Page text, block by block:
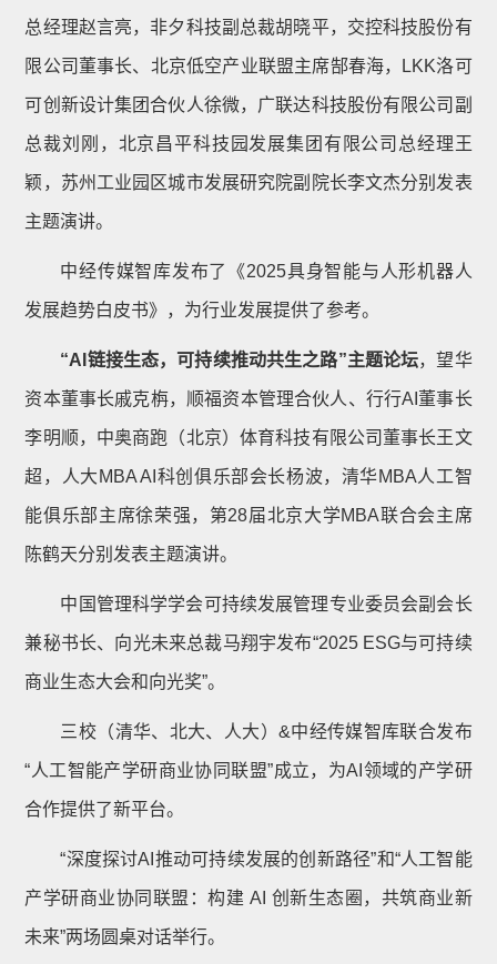
总经理赵言亮，非夕科技副总裁胡晓平，交控科技股份有
限公司董事长、北京低空产业联盟主席郜春海，LKK洛可
可创新设计集团合伙人徐微，广联达科技股份有限公司副
总裁刘刚，北京昌平科技园发展集团有限公司总经理王
颖，苏州工业园区城市发展研究院副院长李文杰分别发表
主题演讲。
中经传媒智库发布了《2025具身智能与人形机器人
发展趋势白皮书》，为行业发展提供了参考。
“AI链接生态，可持续推动共生之路”主题论坛，望华
资本董事长戚克栴，顺福资本管理合伙人、行行AI董事长
李明顺，中奥商跑（北京）体育科技有限公司董事长王文
超，人大MBA AI科创俱乐部会长杨波，清华MBA人工智
能俱乐部主席徐荣强，第28届北京大学MBA联合会主席
陈鹤天分别发表主题演讲。
中国管理科学学会可持续发展管理专业委员会副会长
兼秘书长、向光未来总裁马翔宇发布“2025 ESG与可持续
商业生态大会和向光奖”。
三校（清华、北大、人大）&中经传媒智库联合发布
“人工智能产学研商业协同联盟”成立，为AI领域的产学研
合作提供了新平台。
“深度探讨AI推动可持续发展的创新路径”和“人工智能
产学研商业协同联盟：构建 AI 创新生态圈，共筑商业新
未来”两场圆桌对话举行。